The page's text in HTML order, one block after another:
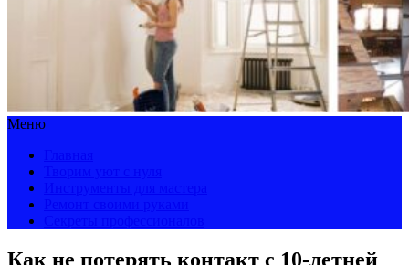
Меню
Как не потерять контакт с 10-летней